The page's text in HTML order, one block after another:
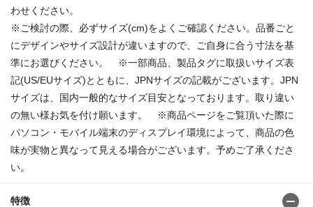
わせください。
※ご検討の際、必ずサイズ(cm)をよくご確認ください。品番ごと
にデザインやサイズ設計が違いますので、ご自身に合う寸法を基
準にお選びください。 ※一部商品、製品タグに取扱いサイズ表
記(US/EUサイズ)とともに、JPNサイズの記載がございます。JPN
サイズは、国内一般的なサイズ目安となっております。取り違い
の無い様お気を付け願います。 ※商品ページをご覧頂いた際に
パソコン・モバイル端末のディスプレイ環境によって、商品の色
味が実物と異なって見える場合がございます。予めご了承くださ
い。
特徴